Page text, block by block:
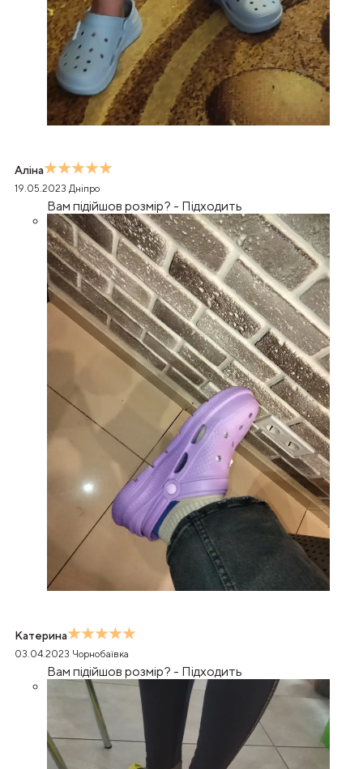
Аліна
19.05.2023 Дніпро
Вам підійшов розмір? - Підходить
Катерина
03.04.2023 Чорнобаївка
Вам підійшов розмір? - Підходить